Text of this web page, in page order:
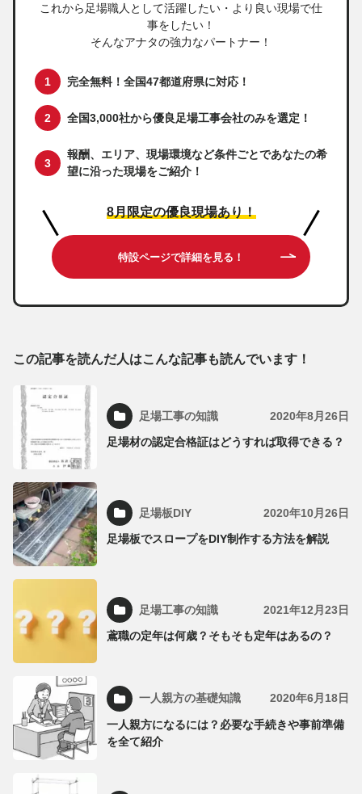
これから足場職人として活躍したい・より良い現場で仕
事をしたい！
そんなアナタの強力なパートナー！
完全無料！全国47都道府県に対応！
全国3,000社から優良足場工事会社のみを選定！
報酬、エリア、現場環境など条件ごとであなたの希
望に沿った現場をご紹介！
8月限定の優良現場あり！
特設ページで詳細を見る！
この記事を読んだ人はこんな記事も読んでいます！
足場工事の知識 2020年8月26日
足場材の認定合格証はどうすれば取得できる？
足場板DIY 2020年10月26日
足場板でスロープをDIY制作する方法を解説
足場工事の知識 2021年12月23日
鳶職の定年は何歳？そもそも定年はあるの？
一人親方の基礎知識 2020年6月18日
一人親方になるには？必要な手続きや事前準備
を全て紹介